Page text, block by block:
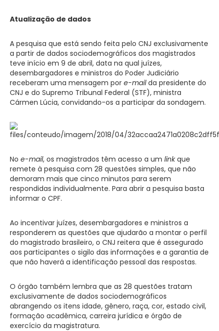
Atualização de dados
A pesquisa que está sendo feita pelo CNJ exclusivamente
a partir de dados sociodemográficos dos magistrados
teve início em 9 de abril, data na qual juízes,
desembargadores e ministros do Poder Judiciário
receberam uma mensagem por e-mailda presidente do
CNJ e do Supremo Tribunal Federal (STF), ministra
Cármen Lúcia, convidando-os a participar da sondagem.
No e-mail, os magistrados têm acesso a um linkque
remete à pesquisa com 28 questões simples, que não
demoram mais que cinco minutos para serem
respondidas individualmente. Para abrir a pesquisa basta
informar o CPF.
Ao incentivar juízes, desembargadores e ministros a
responderem as questões que ajudarão a montar o perfil
do magistrado brasileiro, o CNJ reitera que é assegurado
aos participantes o sigilo das informações e a garantia de
que não haverá a identificação pessoal das respostas.
O órgão também lembra que as 28 questões tratam
exclusivamente de dados sociodemográficos
abrangendo os itens idade, gênero, raça, cor, estado civil,
formação acadêmica, carreira jurídica e órgão de
exercício da magistratura.